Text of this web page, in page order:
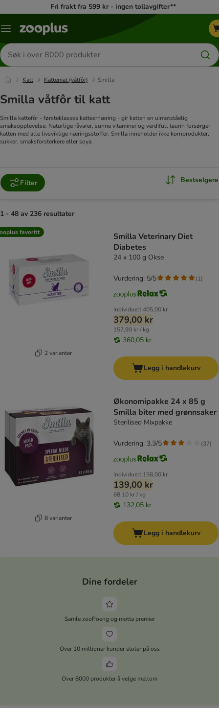
Fri frakt fra 599 kr - ingen tollavgifter**
Katalogmeny
Søk
etter
produkter
Katt Kattemat (våtfôr) Smilla
Smilla våtfôr til katt
Smilla kattefôr - førsteklasses katteernæring - gir katten en uimotståelig
smaksopplevelse. Naturlige råvarer, sunne vitaminer og verdifull taurin forsørger
katten med alle livsviktige næringsstoffer. Smilla inneholder ikke kornprodukter,
sukker, smaksforsterkere eller soya.
Filter Bestselgere
1 - 48 av 236 resultater
product items have been changed
favoritt
2 varianter
Smilla Veterinary Diet
Diabetes
24 x 100 g Okse
Individuelt405,00 kr
379,00 kr
157,90 kr / kg
360,05 kr
Vurdering: 5/5 (1)
Legg i handlekurv
8 varianter
Økonomipakke 24 x 85 g
Smilla biter med grønnsaker
Sterilised Mixpakke
Individuelt 158,00 kr
139,00 kr
68,10 kr / kg
132,05 kr
Vurdering: 3.3/5 (37)
Legg i handlekurv
Dine fordeler
Samle zooPoeng og motta premier
Over 10 millioner kunder stoler på oss
Over 8000 produkter å velge mellom